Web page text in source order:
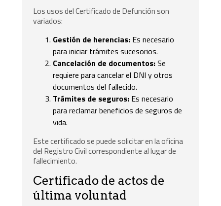
Los usos del Certificado de Defunción son
variados:
Gestión de herencias: Es necesario
para iniciar trámites sucesorios.
Cancelación de documentos:Se
requiere para cancelar el DNI y otros
documentos del fallecido.
Trámites de seguros: Es necesario
para reclamar beneficios de seguros de
vida.
Este certificado se puede solicitar en la oficina
del Registro Civil correspondiente al lugar de
fallecimiento.
Certificado de actos de
última voluntad